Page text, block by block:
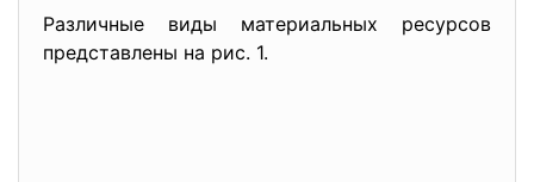
Различные виды материальных ресурсов
представлены на рис. 1.